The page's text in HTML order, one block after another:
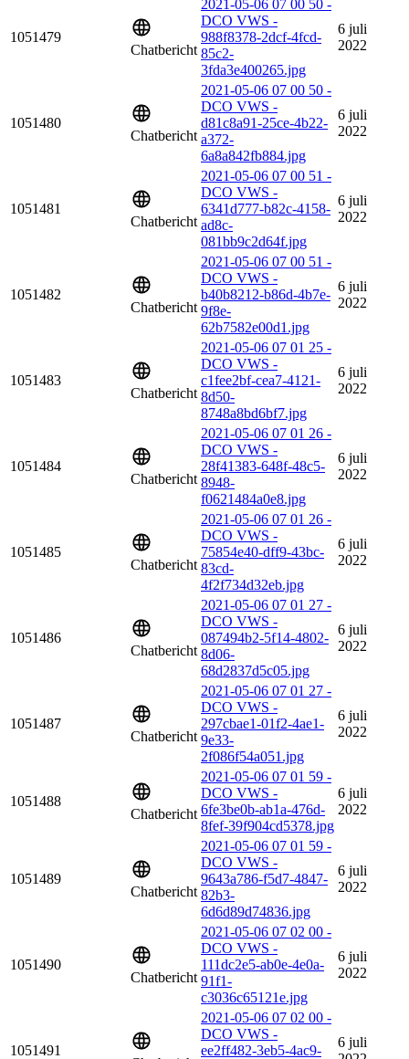
1051479
Chatbericht
2021-05-06 07 00 50 -
DCO VWS -
988f8378-2dcf-4fcd-
85c2-
3fda3e400265.jpg
6 juli
2022
1051480
Chatbericht
2021-05-06 07 00 50 -
DCO VWS -
d81c8a91-25ce-4b22-
a372-
6a8a842fb884.jpg
6 juli
2022
1051481
Chatbericht
2021-05-06 07 00 51 -
DCO VWS -
6341d777-b82c-4158-
ad8c-
081bb9c2d64f.jpg
6 juli
2022
1051482
Chatbericht
2021-05-06 07 00 51 -
DCO VWS -
b40b8212-b86d-4b7e-
9f8e-
62b7582e00d1.jpg
6 juli
2022
1051483
Chatbericht
2021-05-06 07 01 25 -
DCO VWS -
c1fee2bf-cea7-4121-
8d50-
8748a8bd6bf7.jpg
6 juli
2022
1051484
Chatbericht
2021-05-06 07 01 26 -
DCO VWS -
28f41383-648f-48c5-
8948-
f0621484a0e8.jpg
6 juli
2022
1051485
Chatbericht
2021-05-06 07 01 26 -
DCO VWS -
75854e40-dff9-43bc-
83cd-
4f2f734d32eb.jpg
6 juli
2022
1051486
Chatbericht
2021-05-06 07 01 27 -
DCO VWS -
087494b2-5f14-4802-
8d06-
68d2837d5c05.jpg
6 juli
2022
1051487
Chatbericht
2021-05-06 07 01 27 -
DCO VWS -
297cbae1-01f2-4ae1-
9e33-
2f086f54a051.jpg
6 juli
2022
1051488
Chatbericht
2021-05-06 07 01 59 -
DCO VWS -
6fe3be0b-ab1a-476d-
8fef-39f904cd5378.jpg
6 juli
2022
1051489
Chatbericht
2021-05-06 07 01 59 -
DCO VWS -
9643a786-f5d7-4847-
82b3-
6d6d89d74836.jpg
6 juli
2022
1051490
Chatbericht
2021-05-06 07 02 00 -
DCO VWS -
111dc2e5-ab0e-4e0a-
91f1-
c3036c65121e.jpg
6 juli
2022
1051491
2021-05-06 07 02 00 -
DCO VWS -
ee2ff482-3eb5-4ac9-
6 juli